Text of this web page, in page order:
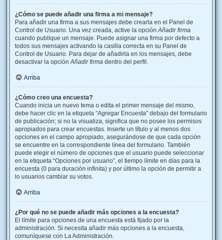
¿Cómo se puede añadir una firma a mi mensaje?
Para añadir una firma a sus mensajes debe crearla en el Panel de
Control de Usuario. Una vez creada, active la opciónAñadir firma
cuando publique un mensaje. Puede asignar una firma por defecto a
todos sus mensajes activando la casilla correcta en su Panel de
Control de Usuario. Para dejar de añadirla en los mensajes, debe
desactivar la opciónAñadir firma dentro del perfil.
Arriba
¿Cómo creo una encuesta?
Cuando inicia un nuevo tema o edita el primer mensaje del mismo,
debe hacer clic en la etiqueta “Agregar Encuesta” debajo del formulario
de publicación; si no la visualiza, significa que no posee los permisos
apropiados para crear encuestas. Inserte un título y al menos dos
opciones en el campo apropiado, asegurándose de que cada opción
se encuentre en la correspondiente línea del formulario. También
puede elegir el número de opciones que el usuario puede seleccionar
en la etiqueta “Opciones por usuario”, el tiempo límite en días para la
encuesta (0 para duración infinita) y por último la opción de permitir a
lo usuarios cambiar su votos.
Arriba
¿Por qué no se puede añadir más opciones a la encuesta?
El límite para opciones de una encuesta está fijado por la
administración. Si necesita añadir más opciones a la encuesta,
comuníquese con La Administración.